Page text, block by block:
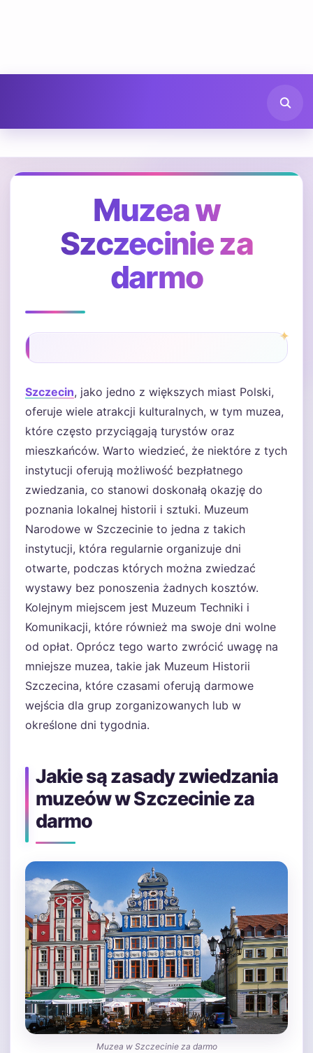
Muzea w
Szczecinie za
darmo
Szczecin, jako jedno z większych miast Polski,
oferuje wiele atrakcji kulturalnych, w tym muzea,
które często przyciągają turystów oraz
mieszkańców. Warto wiedzieć, że niektóre z tych
instytucji oferują możliwość bezpłatnego
zwiedzania, co stanowi doskonałą okazję do
poznania lokalnej historii i sztuki. Muzeum
Narodowe w Szczecinie to jedna z takich
instytucji, która regularnie organizuje dni
otwarte, podczas których można zwiedzać
wystawy bez ponoszenia żadnych kosztów.
Kolejnym miejscem jest Muzeum Techniki i
Komunikacji, które również ma swoje dni wolne
od opłat. Oprócz tego warto zwrócić uwagę na
mniejsze muzea, takie jak Muzeum Historii
Szczecina, które czasami oferują darmowe
wejścia dla grup zorganizowanych lub w
określone dni tygodnia.
Jakie są zasady zwiedzania
muzeów w Szczecinie za
darmo
Muzea w Szczecinie za darmo